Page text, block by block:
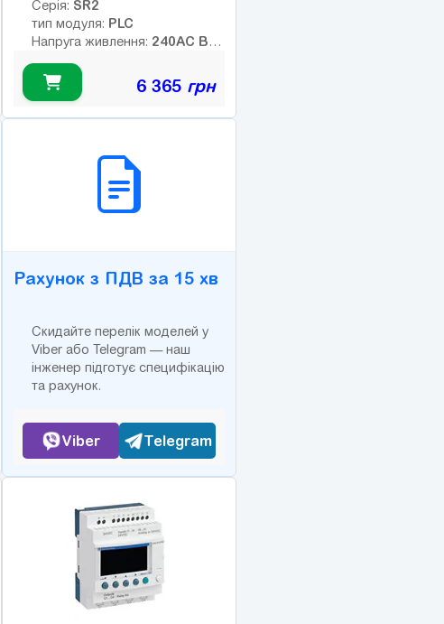
Серія: SR2
тип модуля: PLC
Напруга живлення: 240AC В
релейні
Інтерфейс: Немає
Число дискретних виходів:
Число високочастотних
6 365 грн
Рахунок з ПДВ за 15 хв
Скидайте перелік моделей у
Viber або Telegram — наш
інженер підготує специфікацію
та рахунок.
Viber Telegram